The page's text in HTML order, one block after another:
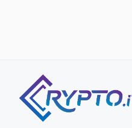
contenuto